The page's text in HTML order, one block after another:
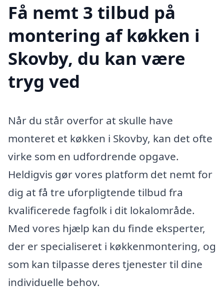
Få nemt 3 tilbud på
montering af køkken i
Skovby, du kan være
tryg ved
Når du står overfor at skulle have
monteret et køkken i Skovby, kan det ofte
virke som en udfordrende opgave.
Heldigvis gør vores platform det nemt for
dig at få tre uforpligtende tilbud fra
kvalificerede fagfolk i dit lokalområde.
Med vores hjælp kan du finde eksperter,
der er specialiseret i køkkenmontering, og
som kan tilpasse deres tjenester til dine
individuelle behov.